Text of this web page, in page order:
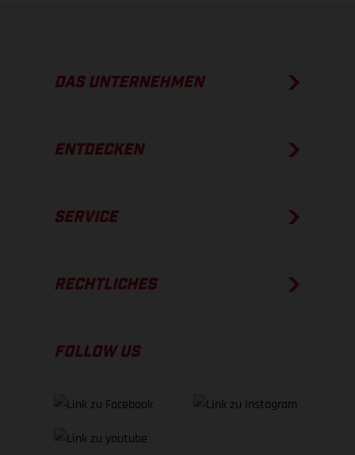
DAS UNTERNEHMEN
ENTDECKEN
SERVICE
RECHTLICHES
FOLLOW US